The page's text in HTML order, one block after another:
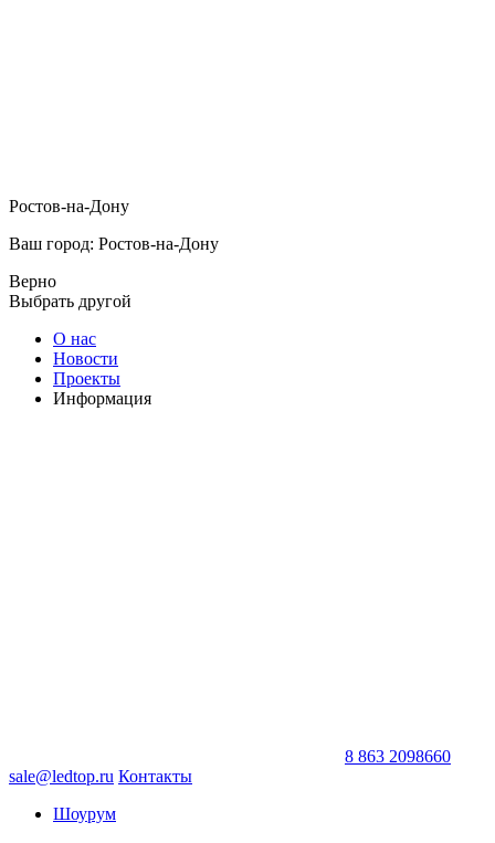
Ростов-на-Дону
Ваш город: Ростов-на-Дону
Верно
Выбрать другой
О нас
Новости
Проекты
Информация
8 863 2098660
sale@ledtop.ru Контакты
Шоурум